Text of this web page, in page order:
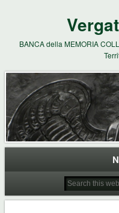
BANCA della MEMORIA